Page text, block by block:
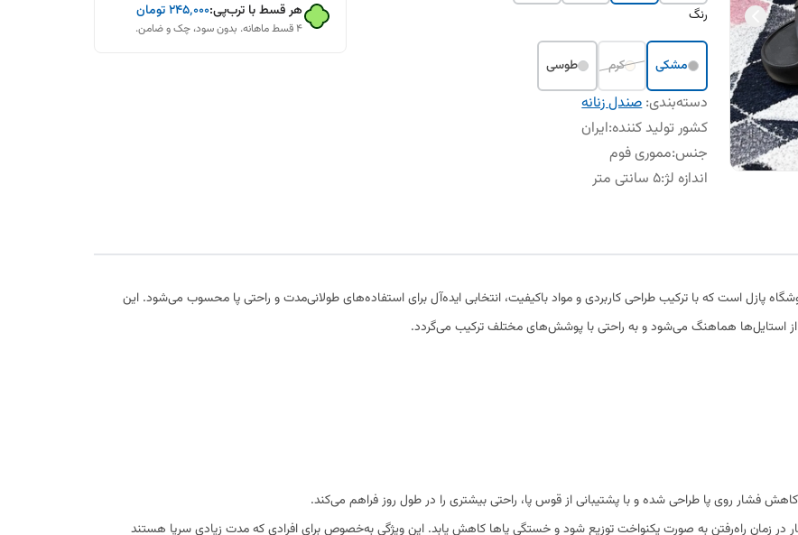
رنگ
مشکی کرم طوسی
دسته‌بندی:صندل زنانه
کشور تولید کننده:ایران
جنس:مموری فوم
اندازه لژ:5 سانتی متر
هر قسط با ترب‌پی:۲۴۵٬۰۰۰تومان
۴ قسط ماهانه. بدون سود، چک و ضامن.
پازل است که با ترکیب طراحی کاربردی و مواد باکیفیت، انتخابی ایده‌آل برای استفاده‌های طولانی‌مدت و راحتی پا محسوب می‌شود. این
استایل‌ها هماهنگ می‌شود و به راحتی با پوشش‌های مختلف ترکیب می‌گردد.
فشار روی پا طراحی شده و با پشتیبانی از قوس پا، راحتی بیشتری را در طول روز فراهم می‌کند.
زمان راه‌رفتن به صورت یکنواخت توزیع شود و خستگی پاها کاهش یابد. این ویژگی به‌خصوص برای افرادی که مدت زیادی سرپا هستند